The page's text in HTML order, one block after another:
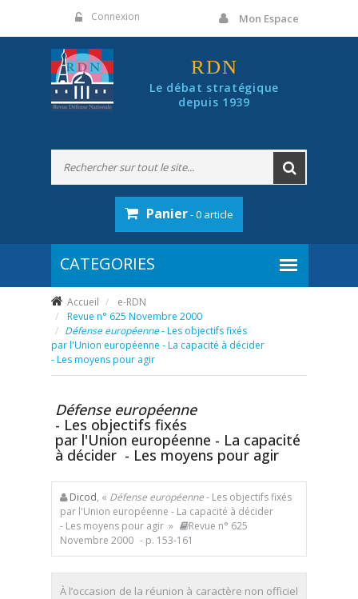
Connexion Mon Espace
RDN
Le débat stratégique
depuis 1939
Panier- 0 article
Accueil
e-RDN
Revue n° 625 Novembre 2000
Défense européenne- Les objectifs fixés
par l'Union européenne - La capacité à décider
- Les moyens pour agir
Défense européenne
- Les objectifs fixés
par l'Union européenne - La capacité
à décider - Les moyens pour agir
Dicod, « Défense européenne- Les objectifs fixés
par l'Union européenne - La capacité à décider
- Les moyens pour agir »
Revue n° 625
Novembre 2000 - p. 153-161
À l’occasion de la réunion à caractère non officiel